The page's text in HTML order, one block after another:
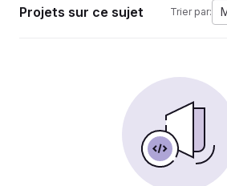
Projets sur ce sujet Trier par: